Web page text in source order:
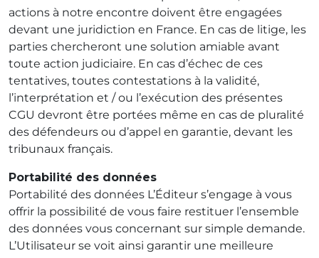
actions à notre encontre doivent être engagées
devant une juridiction en France. En cas de litige, les
parties chercheront une solution amiable avant
toute action judiciaire. En cas d’échec de ces
tentatives, toutes contestations à la validité,
l’interprétation et / ou l’exécution des présentes
CGU devront être portées même en cas de pluralité
des défendeurs ou d’appel en garantie, devant les
tribunaux français.
Portabilité des données
Portabilité des données L’Éditeur s’engage à vous
offrir la possibilité de vous faire restituer l’ensemble
des données vous concernant sur simple demande.
L’Utilisateur se voit ainsi garantir une meilleure